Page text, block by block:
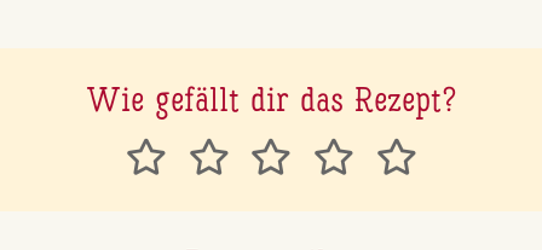
Wie gefällt dir das Rezept?